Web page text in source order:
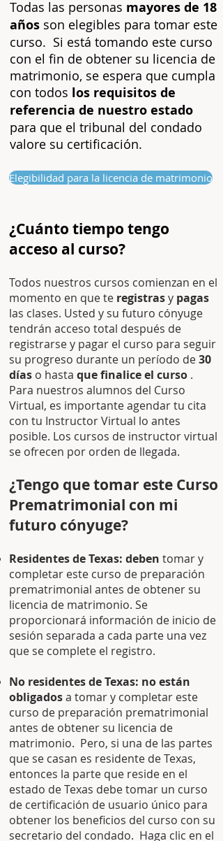
Todas las personas mayores de 18
años son elegibles para tomar este
curso. Si está tomando este curso
con el fin de obtener su licencia de
matrimonio, se espera que cumpla
con todos los requisitos de
referencia de nuestro estado
para que el tribunal del condado
valore su certificación.
Elegibilidad para la licencia de matrimonio
¿Cuánto tiempo tengo
acceso al curso?
Todos nuestros cursos comienzan en el
momento en que te registrasy pagas
las clases. Usted y su futuro cónyuge
tendrán acceso total después de
registrarse y pagar el curso para seguir
su progreso durante un período de30
días o hasta que finalice el curso .
Para nuestros alumnos del Curso
Virtual, es importante agendar tu cita
con tu Instructor Virtual lo antes
posible. Los cursos de instructor virtual
se ofrecen por orden de llegada.
¿Tengo que tomar este Curso
Prematrimonial con mi
futuro cónyuge?
Residentes de Texas: deben tomar y
completar este curso de preparación
prematrimonial antes de obtener su
licencia de matrimonio. Se
proporcionará información de inicio de
sesión separada a cada parte una vez
que se complete el registro.
No residentes de Texas: no están
obligadosa tomar y completar este
curso de preparación prematrimonial
antes de obtener su licencia de
matrimonio. Pero, si una de las partes
que se casan es residente de Texas,
entonces la parte que reside en el
estado de Texas debe tomar un curso
de certificación de usuario único para
obtener los beneficios del curso con su
secretario del condado. Haga clic en el